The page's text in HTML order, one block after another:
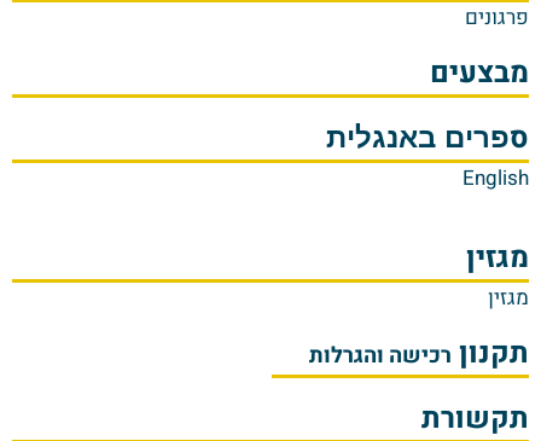
פרגונים
מבצעים
ספרים באנגלית
English
מגזין
מגזין
תקנון רכישה והגרלות
תקשורת